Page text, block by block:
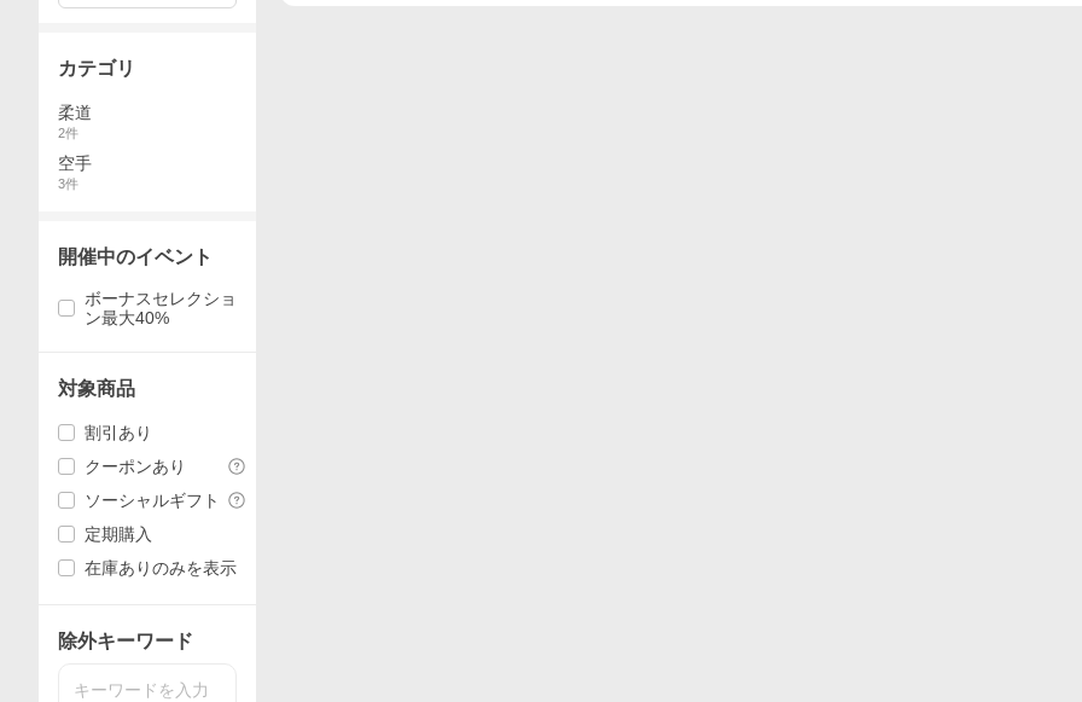
カテゴリ
柔道
2件
空手
3件
開催中のイベント
ボーナスセレクショ
ン最大40%
対象商品
割引あり
クーポンあり
ソーシャルギフト
定期購入
在庫ありのみを表示
除外キーワード